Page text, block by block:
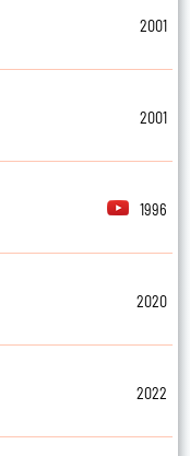
2001
2001
1996
2020
2022